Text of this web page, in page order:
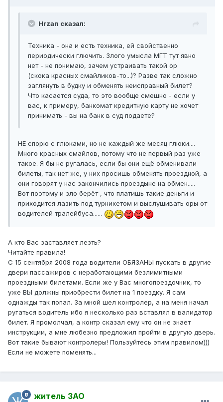
Hrzan сказал:
Техника - она и есть техника, ей свойственно
периодически глючить. Злого умысла МГТ тут явно
нет - не понимаю, зачем устраивать такой ор
(скока красных смайликов-то...)? Разве так сложно
заглянуть в будку и обменять неисправный билет?
Что касается суда, то это вообще смешно - если у
вас, к примеру, банкомат кредитную карту не хочет
принимать - вы на банк в суд подаете?
НЕ спорю с глюками, но не каждый же месяц глюки....
Много красных смайлов, потому что не первый раз уже
такое. Я бы не ругалась, если бы они ещё обменивали
билеты, так нет же, у них просишь обменять проездной, а
они говорят у нас закончились проездыне на обмен.....
Вот поэтому и зло берёт , что платишь такие деньги и
приходится лазить под турникетом и выслушивать оры от
водителей тралейбуса......
А кто Вас заставляет лезть?
Читайте правила!
С 15 сентября 2008 года водители ОБЯЗАНЫ пускать в другие
двери пассажиров с неработающими безлимитными
проездными билетами. Если же у Вас многопоездочник, то
уже ВЫ должны приобрести билет на 1 поездку. Я сам
однажды так попал. За мной шел контролер, а на меня начал
ругаться водитель ибо я несколько раз вставлял в валидатор
билет. Я промолчал, а контр сказал ему что он не знает
инструкции, а мне любезно предложил пройти в другую дверь.
Вот такие бывают контролеры! Пользуйтесь этим правилом)))
Если не можете поменять...
житель ЗАО